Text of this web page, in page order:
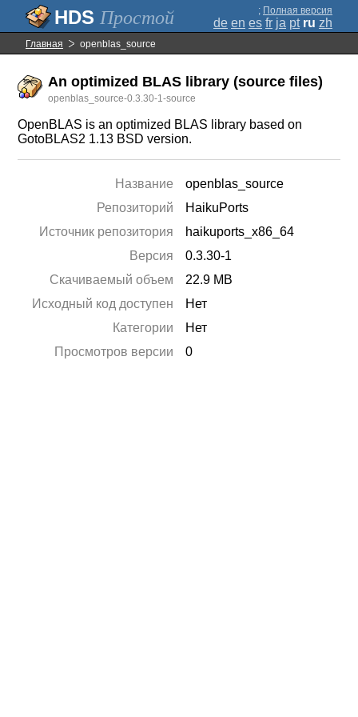
Простой ; Полная версия
de en es fr ja pt ru zh
Главная openblas_source
An optimized BLAS library (source files)
openblas_source-0.3.30-1-source
OpenBLAS is an optimized BLAS library based on
GotoBLAS2 1.13 BSD version.
Название
openblas_source
Репозиторий
HaikuPorts
Источник репозитория
haikuports_x86_64
Версия
0.3.30-1
Скачиваемый объем
22.9 MB
Исходный код доступен
Нет
Категории
Нет
Просмотров версии
0